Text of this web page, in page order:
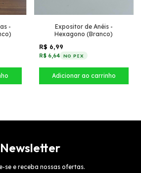
-
Expositor de Anéis -
Hexagono (Branco)
R$ 6,99
R$ 6,64 NO PIX
Newsletter
se e receba nossas ofertas.